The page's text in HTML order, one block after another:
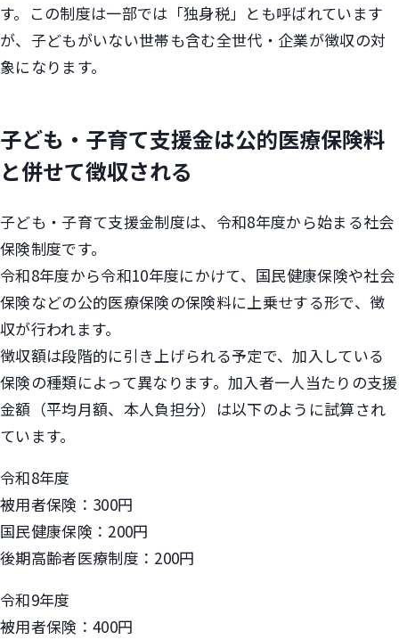
す。この制度は一部では「独身税」とも呼ばれています
が、子どもがいない世帯も含む全世代・企業が徴収の対
象になります。
子ども・子育て支援金は公的医療保険料
と併せて徴収される
子ども・子育て支援金制度は、令和8年度から始まる社会
保険制度です。
令和8年度から令和10年度にかけて、国民健康保険や社会
保険などの公的医療保険の保険料に上乗せする形で、徴
収が行われます。
徴収額は段階的に引き上げられる予定で、加入している
保険の種類によって異なります。加入者一人当たりの支援
金額（平均月額、本人負担分）は以下のように試算され
ています。
令和8年度
被用者保険：300円
国民健康保険：200円
後期高齢者医療制度：200円
令和9年度
被用者保険：400円